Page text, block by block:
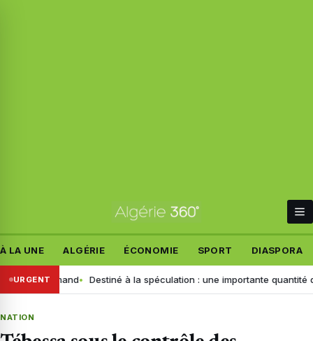
À LA UNE ALGÉRIE ÉCONOMIE SPORT DIASPORA
URGENT
allemand Destiné à la spéculation : une importante quantité de
NATION